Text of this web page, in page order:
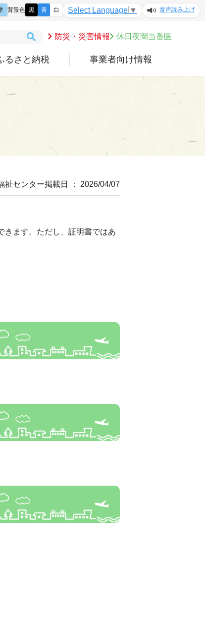
防災・災害情報 休日夜間当番医
るさと納税 事業者向け情報
背景色 黒 青 白 Select Language ▼ 音声読み上げ
祉センター掲載日 ： 2026/04/07
ます。ただし、証明書ではあ